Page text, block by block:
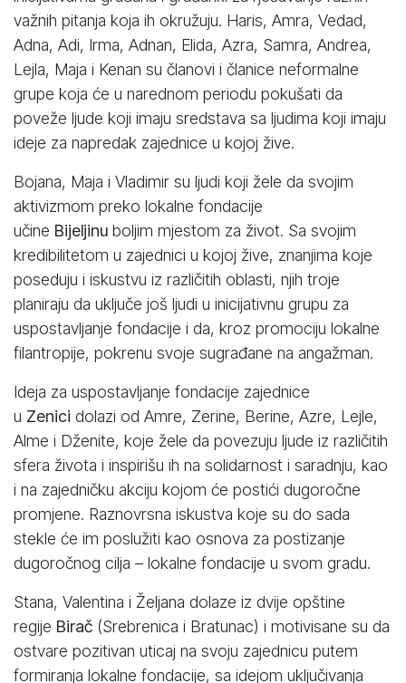
važnih pitanja koja ih okružuju. Haris, Amra, Vedad,
Adna, Adi, Irma, Adnan, Elida, Azra, Samra, Andrea,
Lejla, Maja i Kenan su članovi i članice neformalne
grupe koja će u narednom periodu pokušati da
poveže ljude koji imaju sredstava sa ljudima koji imaju
ideje za napredak zajednice u kojoj žive.
Bojana, Maja i Vladimir su ljudi koji žele da svojim
aktivizmom preko lokalne fondacije
učine Bijeljinu boljim mjestom za život. Sa svojim
kredibilitetom u zajednici u kojoj žive, znanjima koje
poseduju i iskustvu iz različitih oblasti, njih troje
planiraju da uključe još ljudi u inicijativnu grupu za
uspostavljanje fondacije i da, kroz promociju lokalne
filantropije, pokrenu svoje sugrađane na angažman.
Ideja za uspostavljanje fondacije zajednice
u Zenici dolazi od Amre, Zerine, Berine, Azre, Lejle,
Alme i Dženite, koje žele da povezuju ljude iz različitih
sfera života i inspirišu ih na solidarnost i saradnju, kao
i na zajedničku akciju kojom će postići dugoročne
promjene. Raznovrsna iskustva koje su do sada
stekle će im poslužiti kao osnova za postizanje
dugoročnog cilja – lokalne fondacije u svom gradu.
Stana, Valentina i Željana dolaze iz dvije opštine
regije Birač (Srebrenica i Bratunac) i motivisane su da
ostvare pozitivan uticaj na svoju zajednicu putem
formiranja lokalne fondacije, sa idejom uključivanja